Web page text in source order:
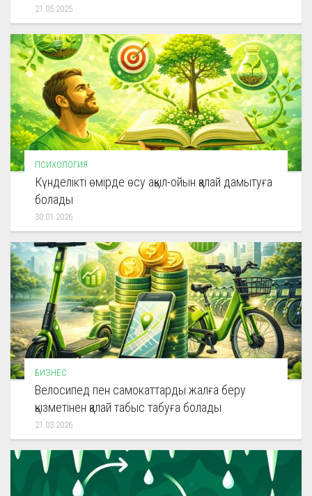
21.05.2025
ПСИХОЛОГИЯ
Күнделікті өмірде өсу ақыл-ойын қалай дамытуға
болады
30.01.2026
БИЗНЕС
Велосипед пен самокаттарды жалға беру
қызметінен қалай табыс табуға болады
21.03.2026